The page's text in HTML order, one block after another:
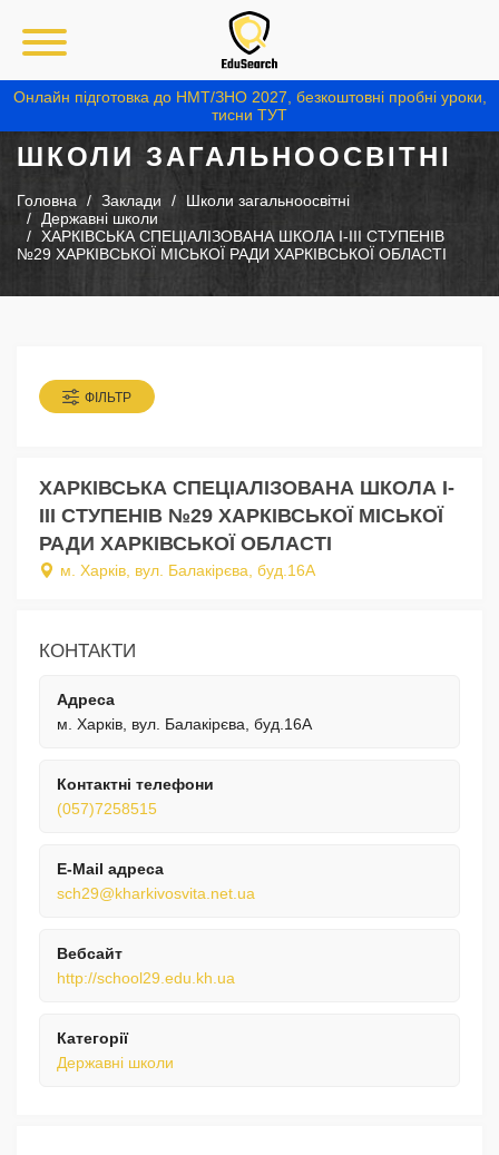
Онлайн підготовка до НМТ/ЗНО 2027, безкоштовні пробні уроки,
тисни ТУТ
ШКОЛИ ЗАГАЛЬНООСВІТНІ
Головна Заклади
Школи загальноосвітні
Державні школи
ХАРКІВСЬКА СПЕЦІАЛІЗОВАНА ШКОЛА І-ІІІ СТУПЕНІВ
№29 ХАРКІВСЬКОЇ МІСЬКОЇ РАДИ ХАРКІВСЬКОЇ ОБЛАСТІ
ФІЛЬТР
ХАРКІВСЬКА СПЕЦІАЛІЗОВАНА ШКОЛА І-
ІІІ СТУПЕНІВ №29 ХАРКІВСЬКОЇ МІСЬКОЇ
РАДИ ХАРКІВСЬКОЇ ОБЛАСТІ
м. Харків, вул. Балакірєва, буд.16А
КОНТАКТИ
Адреса
м. Харків, вул. Балакірєва, буд.16А
Контактні телефони
(057)7258515
E-Mail адреса
sch29@kharkivosvita.net.ua
Вебсайт
http://school29.edu.kh.ua
Категорії
Державні школи